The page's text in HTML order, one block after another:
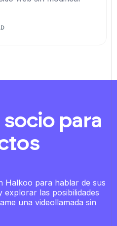
socio para
Halkoo para hablar de sus
explorar las posibilidades
una videollamada sin